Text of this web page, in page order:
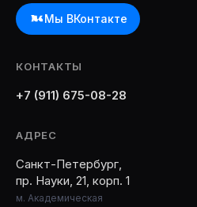
Мы ВКонтакте
КОНТАКТЫ
+7 (911) 675-08-28
АДРЕС
Санкт-Петербург,
пр. Науки, 21, корп. 1
м. Академическая